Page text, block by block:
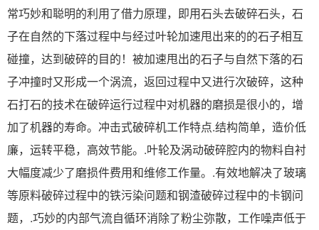
常巧妙和聪明的利用了借力原理，即用石头去破碎石头，石
子在自然的下落过程中与经过叶轮加速甩出来的的石子相互
碰撞，达到破碎的目的！被加速甩出的石子与自然下落的石
子冲撞时又形成一个涡流，返回过程中又进行次破碎，这种
石打石的技术在破碎运行过程中对机器的磨损是很小的，增
加了机器的寿命。冲击式破碎机工作特点.结构简单，造价低
廉，运转平稳，高效节能。.叶轮及涡动破碎腔内的物料自衬
大幅度减少了磨损件费用和维修工作量。.有效地解决了玻璃
等原料破碎过程中的铁污染问题和钢渣破碎过程中的卡钢问
题，.巧妙的内部气流自循环消除了粉尘弥散，工作噪声低于